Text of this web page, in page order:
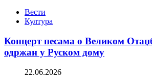
Вести
Култура
Концерт песама о Великом
одржан у Руском дому
22.06.2026